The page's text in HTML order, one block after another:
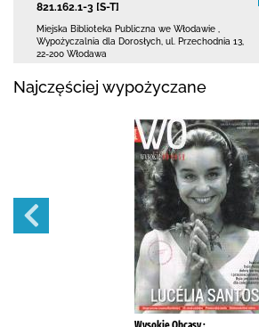
821.162.1-3 [S-T]
Miejska Biblioteka Publiczna we Włodawie
Wypożyczalnia dla Dorosłych, ul. Przechodnia 13
22-200 Włodawa
Najczęściej wypożyczane